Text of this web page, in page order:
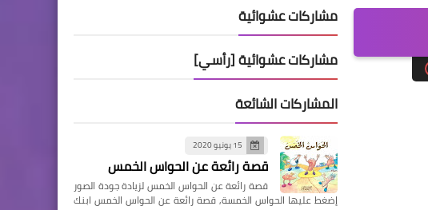
مشاركات عشوائية
مشاركات عشوائية [رأسي]
المشاركات الشائعة
15 يونيو 2020
قصة رائعة عن الحواس الخمس
قصة رائعة عن الحواس الخمس لزيادة جودة الصور
إضغط عليها الحواس الخمسة, قصة رائعة عن الحواس الخمس ابنك